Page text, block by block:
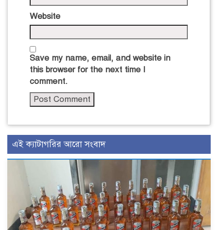
Website
Save my name, email, and website in
this browser for the next time I
comment.
এই ক্যাটাগরির আরো সংবাদ